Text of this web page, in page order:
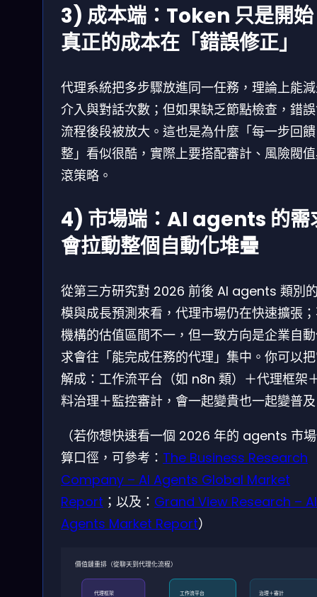
3) 成本端：Token 只是開
真正的成本在「錯誤修正」
代理系統把多步驟放進同一任務，理論上能
介入與對話次數；但如果缺乏節點檢查，錯
流程後段被放大。這也是為什麼「每一步回
整」看似很酷，實際上要搭配審計、風險閥
滾策略。
4) 市場端：AI agents 的需
會拉動整個自動化堆疊
從第三方研究對 2026 前後 AI agents 類別
模與成長預測來看，代理市場仍在快速擴張
機構的估值區間不一，但一致方向是企業自
求會往「能完成任務的代理」集中。你可以
解成：工作流平台（如 n8n 類）＋代理框架
料治理＋監控審計，會一起變貴也一起變普
（若你想快速看一個 2026 年的 agents 市
算口徑，可參考： The Business Research
Company – AI Agents Global Market
Report ；以及： Grand View Research – AI
Agents Market Report）
價值鏈重排（從聊天到代理化流程）
代理框架 工作流平台 治理＋審計